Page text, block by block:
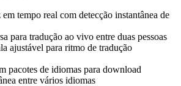
tempo real com detecção instantânea de
para tradução ao vivo entre duas pessoas
ajustável para ritmo de tradução
pacotes de idiomas para download
entre vários idiomas